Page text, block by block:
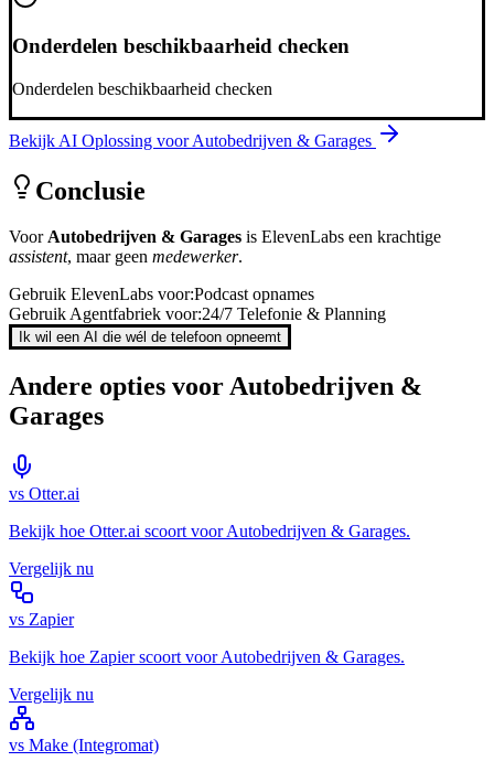
Onderdelen beschikbaarheid checken
Onderdelen beschikbaarheid checken
Bekijk AI Oplossing voorAutobedrijven & Garages
Conclusie
VoorAutobedrijven & Garages is ElevenLabs een krachtige
assistent, maar geen medewerker.
Gebruik ElevenLabs voor:Podcast opnames
Gebruik Agentfabriek voor:24/7 Telefonie & Planning
Ik wil een AI die wél de telefoon opneemt
Andere opties voorAutobedrijven &
Garages
vs Otter.ai
Bekijk hoe Otter.ai scoort voorAutobedrijven & Garages.
Vergelijk nu
vs Zapier
Bekijk hoe Zapierscoort voorAutobedrijven & Garages.
Vergelijk nu
vs Make (Integromat)